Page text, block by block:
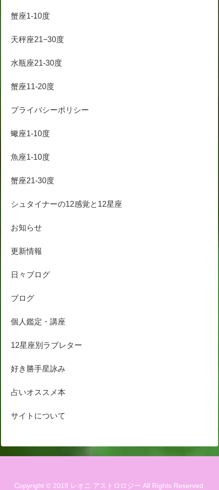
蟹座1-10度
天秤座21−30度
水瓶座21-30度
蟹座11-20度
プライバシーポリシー
蠍座1-10度
魚座1-10度
蟹座21-30度
シュタイナーの12感覚と12星座
お知らせ
更新情報
日々ブログ
ブログ
個人鑑定・講座
12星座別ラブレター
好き勝手星詠み
占いオススメ本
サイトについて
Copyright © 2019 レオニ アストロロジー All Rights Reserved.